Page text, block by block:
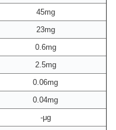
45mg
23mg
0.6mg
2.5mg
0.06mg
0.04mg
-μg